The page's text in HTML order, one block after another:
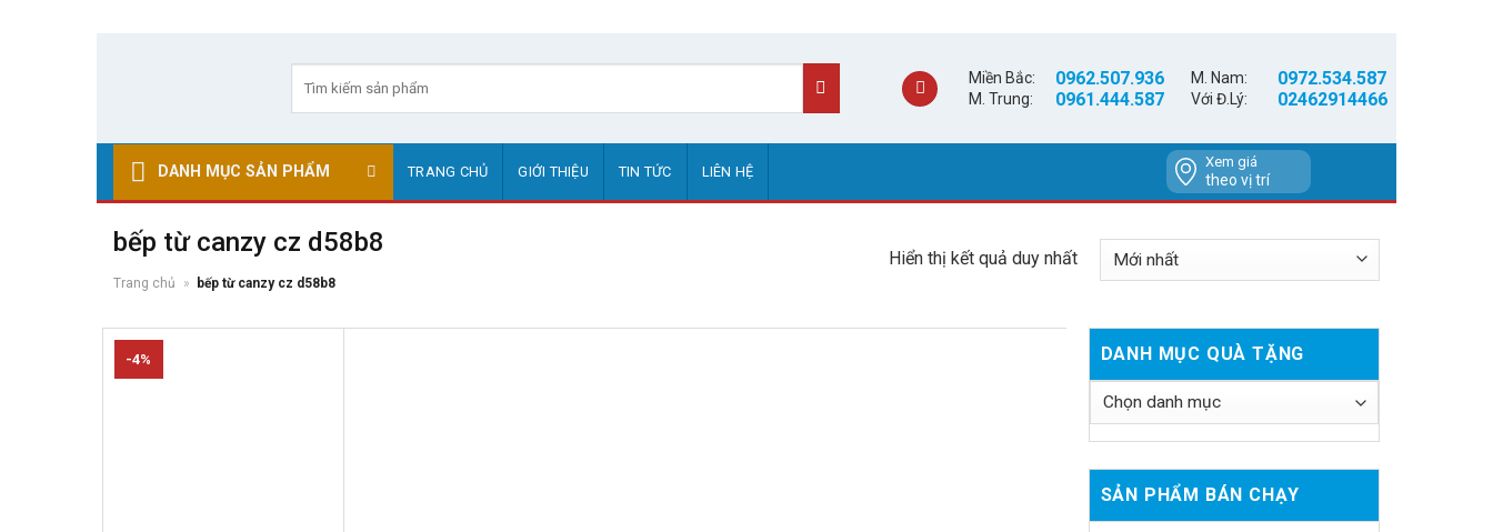
kiếm:
Miền Bắc: 0962.507.936 M. Nam: 0972.534.587
M. Trung: 0961.444.587 Với Đ.Lý: 02462914466
DANH MỤC SẢN PHẨM TRANG CHỦ GIỚI THIỆU TIN TỨC LIÊN HỆ
Xem giá
theo vị trí
bếp từ canzy cz d58b8
Trang chủ » bếp từ canzy cz d58b8
Hiển thị kết quả duy nhất
-4% DANH MỤC QUÀ TẶNG
SẢN PHẨM BÁN CHẠY